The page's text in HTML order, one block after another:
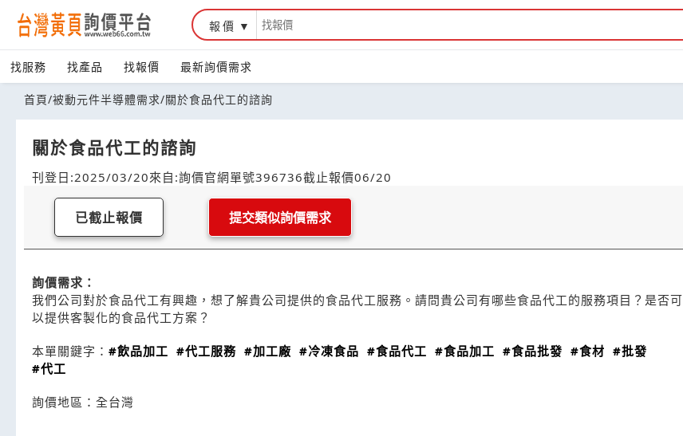
報價
找服務 找產品 找報價 最新詢價需求
首頁/被動元件半導體需求/關於食品代工的諮詢
關於食品代工的諮詢
刊登日:2025/03/20來自:詢價官網單號396736截止報價06/20
已截止報價 提交類似詢價需求
詢價需求：
我們公司對於食品代工有興趣，想了解貴公司提供的食品代工服務。請問貴公司有哪些食品代工的服務項目？是否可
以提供客製化的食品代工方案？
本單關鍵字： #飲品加工 #代工服務 #加工廠 #冷凍食品 #食品代工 #食品加工 #食品批發 #食材 #批發
#代工
詢價地區： 全台灣